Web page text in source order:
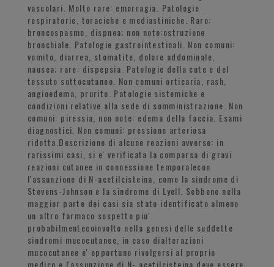
vascolari. Molto rare: emorragia. Patologie
respiratorie, toraciche e mediastiniche. Raro:
broncospasmo, dispnea; non note:ostruzione
bronchiale. Patologie gastrointestinali. Non comuni:
vomito, diarrea, stomatite, dolore addominale,
nausea; rare: dispepsia. Patologie della cute e del
tessuto sottocutaneo. Non comuni orticaria, rash,
angioedema, prurito. Patologie sistemiche e
condizioni relative alla sede di somministrazione. Non
comuni: piressia, non note: edema della faccia. Esami
diagnostici. Non comuni: pressione arteriosa
ridotta.Descrizione di alcune reazioni avverse: in
rarissimi casi, si e' verificata la comparsa di gravi
reazioni cutanee in connessione temporalecon
l'assunzione di N-acetilcisteina, come la sindrome di
Stevens-Johnson e la sindrome di Lyell. Sebbene nella
maggior parte dei casi sia stato identificato almeno
un altro farmaco sospetto piu'
probabilmentecoinvolto nella genesi delle suddette
sindromi mucocutanee, in caso dialterazioni
mucocutanee e' opportuno rivolgersi al proprio
medico e l'assunzione di N- acetilcisteina deve essere